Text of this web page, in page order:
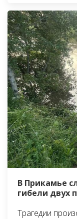
В Прикамье
гибели двух
Трагедии